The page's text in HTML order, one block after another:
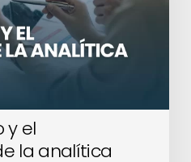
y el
la analítica